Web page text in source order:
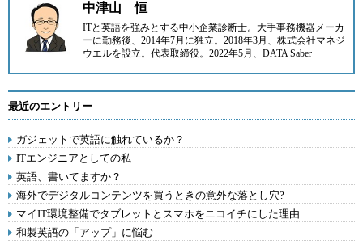
中津山 恒
ITと英語を強みとする中小企業診断士。大手事務機器メーカ
ーに勤務後、2014年7月に独立。2018年3月、 株式会社マネジ
ウエルを設立。代表取締役。2022年5月、 DATA Saber
最近のエントリー
ガジェットで英語に触れているか？
ITエンジニアとしての私
英語、書いてますか？
海外でデジタルコンテンツを買うときの意外な落とし穴?
マイIT環境整備でタブレットとスマホをニコイチにした理由
和製英語の「アップ」に悩む